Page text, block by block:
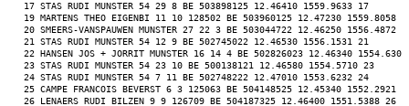
17 STAS RUDI MUNSTER 54 29 8 BE 503898125 12.46410 1559.9633 17
19 MARTENS THEO EIGENBI 11 10 128502 BE 503960125 12.47230 1559.8058
20 SMEERS-VANSPAUWEN MUNSTER 27 22 3 BE 503044722 12.46250 1556.4872
21 STAS RUDI MUNSTER 54 12 9 BE 502745022 12.46530 1556.1531 21
22 HANSEN JOS + JORRIT MUNSTER 16 14 4 BE 502826023 12.46340
23 STAS RUDI MUNSTER 54 23 10 BE 500138121 12.46580 1554.5710 23
24 STAS RUDI MUNSTER 54 7 11 BE 502748222 12.47010 1553.6232 24
25 CAMPE FRANCOIS BEVERST 6 3 125063 BE 504148525 12.45340 1552.2921
26 LENAERS RUDI BILZEN 9 9 126709 BE 504187325 12.46400 1551.5388 26